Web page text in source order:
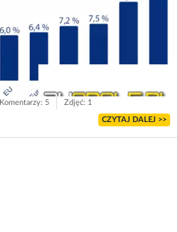
Komentarzy: 5 Zdjęć: 1
CZYTAJ DALEJ >>